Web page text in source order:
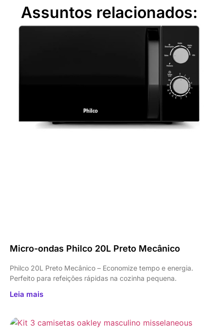
Assuntos relacionados:
Micro-ondas Philco 20L Preto Mecânico
Philco 20L Preto Mecânico – Economize tempo e energia.
Perfeito para refeições rápidas na cozinha pequena.
Leia mais